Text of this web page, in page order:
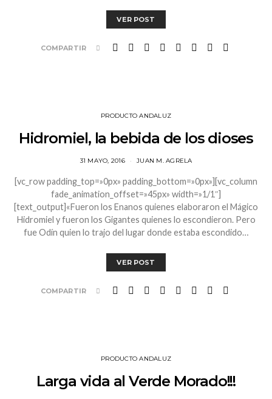
VER POST
COMPARTIR
PRODUCTO ANDALUZ
Hidromiel, la bebida de los dioses
31 MAYO, 2016 JUAN M. AGRELA
[vc_row padding_top=»0px» padding_bottom=»0px»][vc_column
fade_animation_offset=»45px» width=»1/1″]
[text_output]«Fueron los Enanos quienes elaboraron el Mágico
Hidromiel y fueron los Gigantes quienes lo escondieron. Pero
fue Odín quien lo trajo del lugar donde estaba escondido…
VER POST
COMPARTIR
PRODUCTO ANDALUZ
Larga vida al Verde Morado!!!